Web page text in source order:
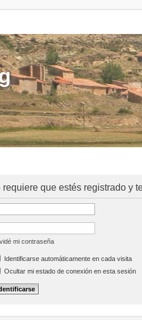
que estés registrado y
mi contraseña
Identificarse automáticamente en cada visita
Ocultar mi estado de conexión en esta sesión